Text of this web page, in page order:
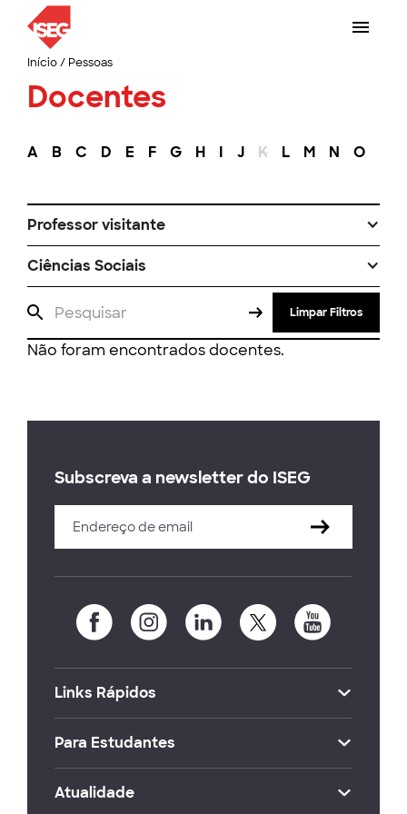
Início/ Pessoas
Docentes
A B C D E F G H I J K L M N O
Professor visitante
Ciências Sociais
Limpar Filtros
Não foram encontrados docentes.
Subscreva a newsletter do ISEG
Links Rápidos
Para Estudantes
Atualidade